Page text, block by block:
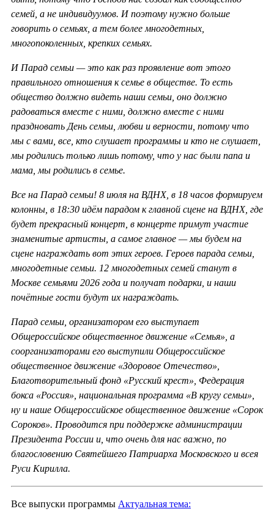
семей, а не индивидуумов. И поэтому нужно больше
говорить о семьях, а тем более многодетных,
многопоколенных, крепких семьях.
И Парад семьи — это как раз проявление вот этого
правильного отношения к семье в обществе. То есть
общество должно видеть наши семьи, оно должно
радоваться вместе с ними, должно вместе с ними
праздновать День семьи, любви и верности, потому что
мы с вами, все, кто слушает программы и кто не слушает,
мы родились только лишь потому, что у нас были папа и
мама, мы родились в семье.
Все на Парад семьи! 8 июля на ВДНХ, в 18 часов формируем
колонны, в 18:30 идём парадом к главной сцене на ВДНХ, где
будет прекрасный концерт, в концерте примут участие
знаменитые артисты, а самое главное — мы будем на
сцене награждать вот этих героев. Героев парада семьи,
многодетные семьи. 12 многодетных семей станут в
Москве семьями 2026 года и получат подарки, и наши
почётные гости будут их награждать.
Парад семьи, организатором его выступает
Общероссийское общественное движение «Семья», а
соорганизаторами его выступили Общероссийское
общественное движение «Здоровое Отечество»,
Благотворительный фонд «Русский крест», Федерация
бокса «Россия», национальная программа «В кругу семьи»,
ну и наше Общероссийское общественное движение «Сорок
Сороков». Проводится при поддержке администрации
Президента России и, что очень для нас важно, по
благословению Святейшего Патриарха Московского и всея
Руси Кирилла.
Все выпуски программы Актуальная тема: